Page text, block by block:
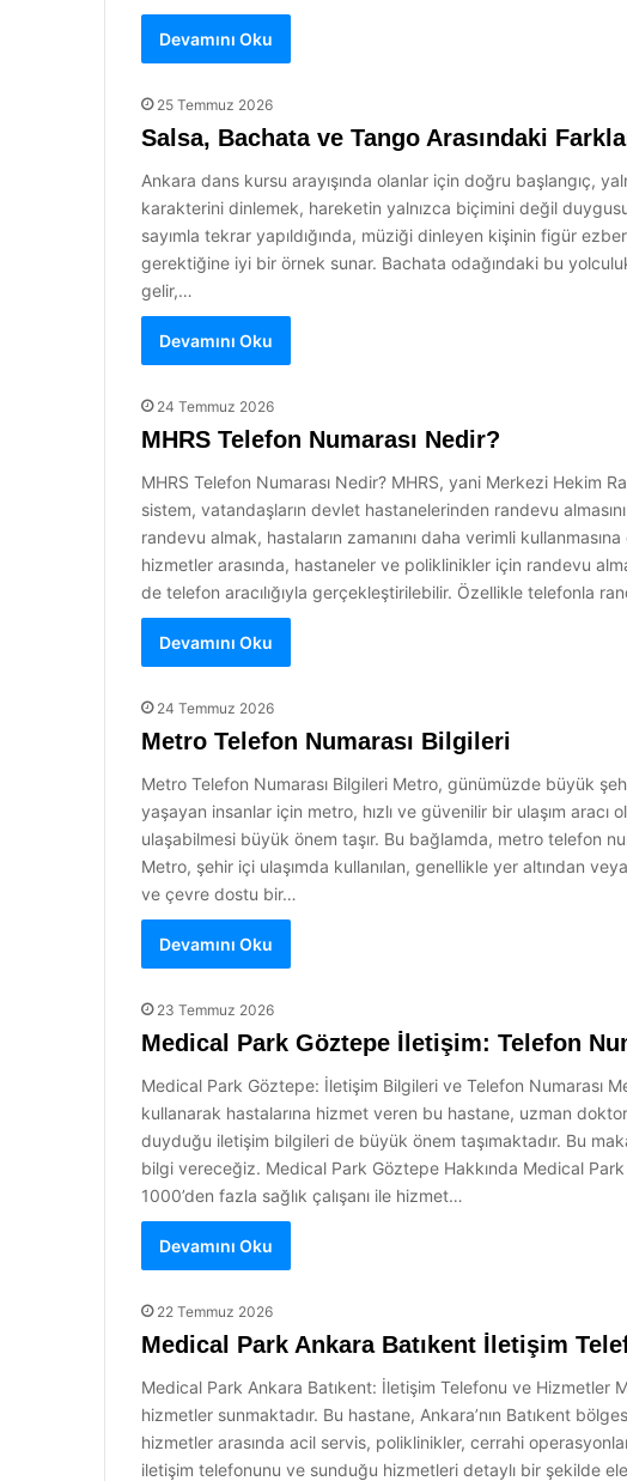
Devamını Oku
25 Temmuz 2026
Salsa, Bachata ve Tango Arasındaki
Ankara dans kursu arayışında olanlar için doğru başlangıç,
karakterini dinlemek, hareketin yalnızca biçimini değil
sayımla tekrar yapıldığında, müziği dinleyen kişinin figür
gerektiğine iyi bir örnek sunar. Bachata odağındaki bu
gelir,…
Devamını Oku
24 Temmuz 2026
MHRS Telefon Numarası Nedir?
MHRS Telefon Numarası Nedir? MHRS, yani Merkezi Hekim
sistem, vatandaşların devlet hastanelerinden randevu
randevu almak, hastaların zamanını daha verimli
hizmetler arasında, hastaneler ve poliklinikler için randevu
de telefon aracılığıyla gerçekleştirilebilir. Özellikle telefonla
Devamını Oku
24 Temmuz 2026
Metro Telefon Numarası Bilgileri
Metro Telefon Numarası Bilgileri Metro, günümüzde büyük
yaşayan insanlar için metro, hızlı ve güvenilir bir ulaşım
ulaşabilmesi büyük önem taşır. Bu bağlamda, metro telefon
Metro, şehir içi ulaşımda kullanılan, genellikle yer altından
ve çevre dostu bir…
Devamını Oku
23 Temmuz 2026
Medical Park Göztepe İletişim: Telefon
Medical Park Göztepe: İletişim Bilgileri ve Telefon Numarası
kullanarak hastalarına hizmet veren bu hastane, uzman
duyduğu iletişim bilgileri de büyük önem taşımaktadır. Bu
bilgi vereceğiz. Medical Park Göztepe Hakkında Medical
1000’den fazla sağlık çalışanı ile hizmet…
Devamını Oku
22 Temmuz 2026
Medical Park Ankara Batıkent İletişim
Medical Park Ankara Batıkent: İletişim Telefonu ve Hizmetler
hizmetler sunmaktadır. Bu hastane, Ankara’nın Batıkent
hizmetler arasında acil servis, poliklinikler, cerrahi
iletişim telefonunu ve sunduğu hizmetleri detaylı bir şekilde